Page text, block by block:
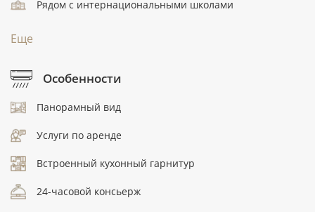
Рядом с интернациональными школами
Еще
Особенности
Панорамный вид
Услуги по аренде
Встроенный кухонный гарнитур
24-часовой консьерж